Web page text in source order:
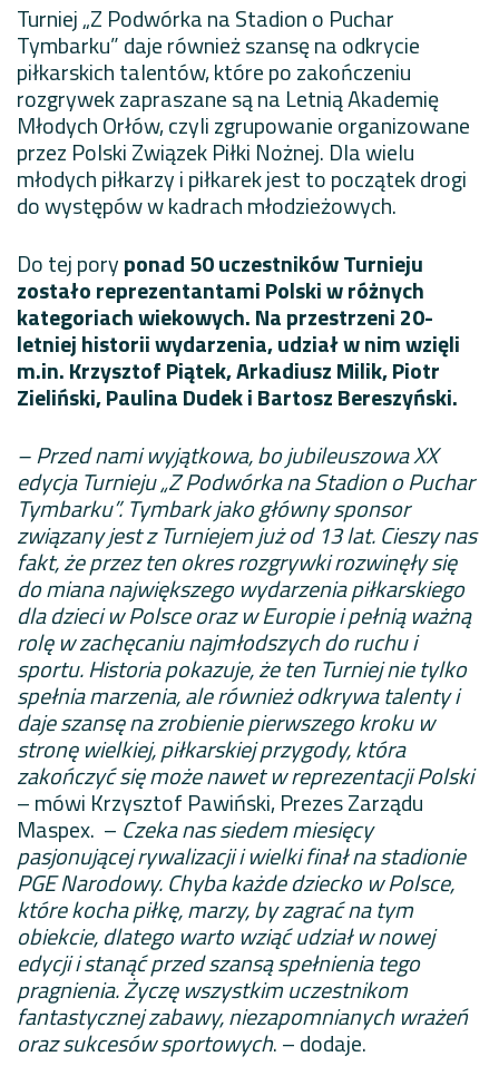
Turniej „Z Podwórka na Stadion o Puchar
Tymbarku” daje również szansę na odkrycie
piłkarskich talentów, które po zakończeniu
rozgrywek zapraszane są na Letnią Akademię
Młodych Orłów, czyli zgrupowanie organizowane
przez Polski Związek Piłki Nożnej. Dla wielu
młodych piłkarzy i piłkarek jest to początek drogi
do występów w kadrach młodzieżowych.
Do tej poryponad 50 uczestników Turnieju
zostało reprezentantami Polski w różnych
kategoriach wiekowych. Na przestrzeni 20-
letniej historii wydarzenia, udział w nim wzięli
m.in. Krzysztof Piątek, Arkadiusz Milik, Piotr
Zieliński, Paulina Dudek i Bartosz Bereszyński.
– Przed nami wyjątkowa, bo jubileuszowa XX
edycja Turnieju „Z Podwórka na Stadion o Puchar
Tymbarku”. Tymbark jako główny sponsor
związany jest z Turniejem już od 13 lat. Cieszy nas
fakt, że przez ten okres rozgrywki rozwinęły się
do miana największego wydarzenia piłkarskiego
dla dzieci w Polsce oraz w Europie i pełnią ważną
rolę w zachęcaniu najmłodszych do ruchu i
sportu. Historia pokazuje, że ten Turniej nie tylko
spełnia marzenia, ale również odkrywa talenty i
daje szansę na zrobienie pierwszego kroku w
stronę wielkiej, piłkarskiej przygody, która
zakończyć się może nawet w reprezentacji Polski
– mówi Krzysztof Pawiński, Prezes Zarządu
Maspex. – Czeka nas siedem miesięcy
pasjonującej rywalizacji i wielki finał na stadionie
PGE Narodowy. Chyba każde dziecko w Polsce,
które kocha piłkę, marzy, by zagrać na tym
obiekcie, dlatego warto wziąć udział w nowej
edycji i stanąć przed szansą spełnienia tego
pragnienia. Życzę wszystkim uczestnikom
fantastycznej zabawy, niezapomnianych wrażeń
oraz sukcesów sportowych. – dodaje.